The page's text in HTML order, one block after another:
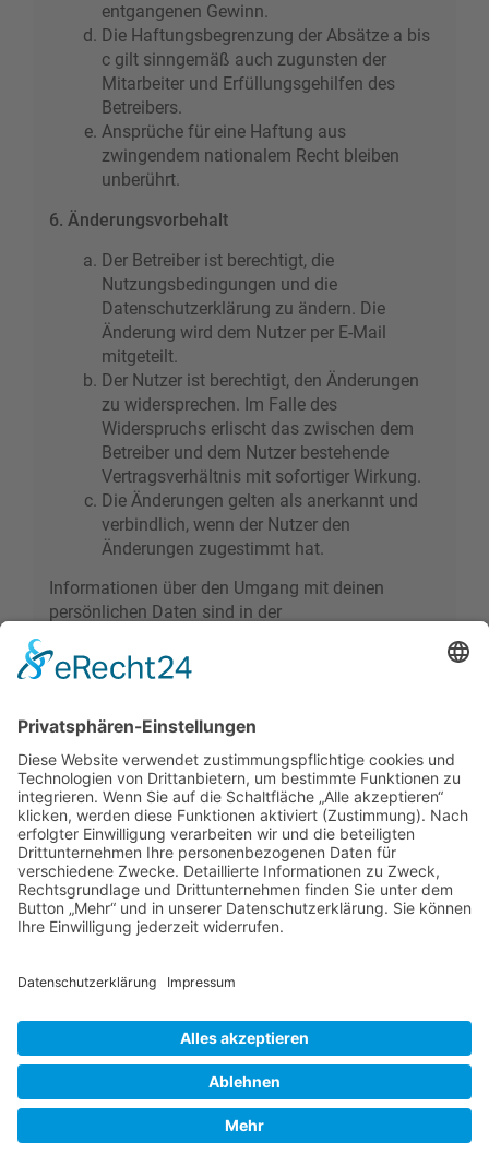
entgangenen Gewinn.
Die Haftungsbegrenzung der Absätze a bis
c gilt sinngemäß auch zugunsten der
Mitarbeiter und Erfüllungsgehilfen des
Betreibers.
Ansprüche für eine Haftung aus
zwingendem nationalem Recht bleiben
unberührt.
6. Änderungsvorbehalt
Der Betreiber ist berechtigt, die
Nutzungsbedingungen und die
Datenschutzerklärung zu ändern. Die
Änderung wird dem Nutzer per E-Mail
mitgeteilt.
Der Nutzer ist berechtigt, den Änderungen
zu widersprechen. Im Falle des
Widerspruchs erlischt das zwischen dem
Betreiber und dem Nutzer bestehende
Vertragsverhältnis mit sofortiger Wirkung.
Die Änderungen gelten als anerkannt und
verbindlich, wenn der Nutzer den
Änderungen zugestimmt hat.
Informationen über den Umgang mit deinen
persönlichen Daten sind in der
Foren-Übersicht Alle Zeiten sindUTC+02:00
• Design by
Datenschutz•Impressum